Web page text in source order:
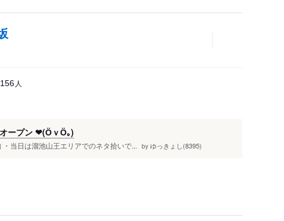
156 人
ープン ❤(ӦｖӦ｡)
当日は溜池山王エリアでのネタ拾いで... by ゆっきょし(8395)